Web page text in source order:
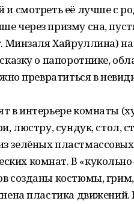
и смотреть её лучше с
через призму сна,
Хайруллина) на
о папоротнике,
превратиться в
в интерьере комнаты
люстру, сундук, стол,
зелёных
комнат. В
созданы костюмы,
пластика